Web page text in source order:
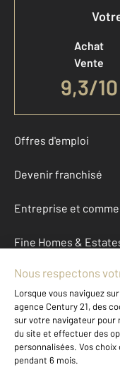
Achat
Vente
9,3/10
Offres d'emploi
Devenir franchisé
Entreprise et
Fine Homes &
À propos
International
Nous contacter